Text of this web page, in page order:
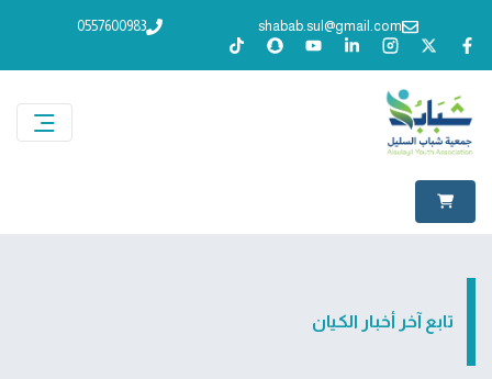
shabab.sul@gmail.com
0557600983
تابع آخر أخبار الكيان